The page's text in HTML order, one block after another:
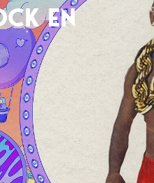
EN